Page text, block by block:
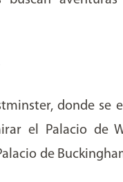
donde se
el Palacio de
de